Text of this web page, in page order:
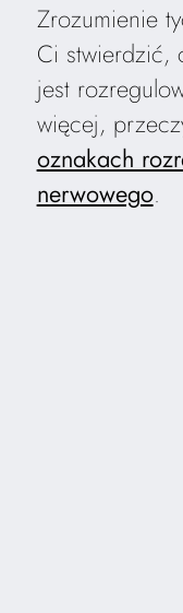
Zrozumienie
Ci stwierdzić,
jest
więcej,
oznakach
nerwowego.